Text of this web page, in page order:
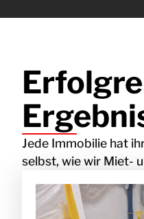
Jede Immobilie hat
selbst, wie wir Miet-